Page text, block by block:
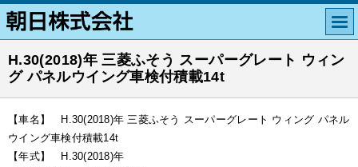
H.30(2018)年 三菱ふそう スーパーグレート ウィン
グ パネルウイング車検付積載14t
【車名】 H.30(2018)年 三菱ふそう スーパーグレート ウィング パネル
ウイング車検付積載14t
【年式】 H.30(2018)年